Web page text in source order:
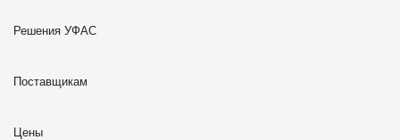
Решения УФАС
Поставщикам
Цены